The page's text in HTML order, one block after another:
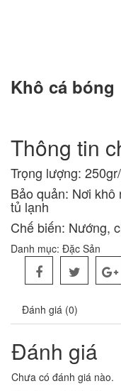
Khô cá bóng
Thông tin
Trọng lượng:
Bảo quản: Nơi
tủ lạnh
Chế biến: Nướng,
Danh mục: Đặc Sản
Đánh giá (0)
Đánh giá
Chưa có đánh giá nào.